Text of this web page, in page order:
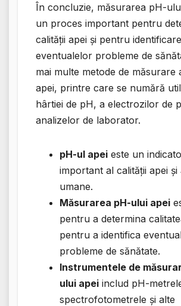
În concluzie, măsurarea pH-
un proces important pentru
calității apei și pentru
eventualelor probleme de
mai multe metode de măsurare
apei, printre care se numără
hârtiei de pH, a electrozilor de
analizelor de laborator.
pH-ul apei este un
important al calității apei și
umane.
Măsurarea pH-ului apei
pentru a determina
pentru a identifica
probleme de sănătate.
Instrumentele de
ului apei includ pH-
spectrofotometrele și alte